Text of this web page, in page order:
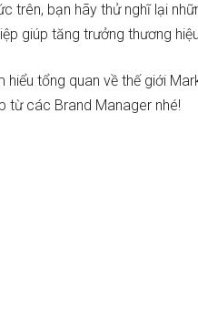
trên, bạn hãy thử nghĩ lại
giúp tăng trưởng thương
hiểu tổng quan về thế giới
từ các Brand Manager nhé!